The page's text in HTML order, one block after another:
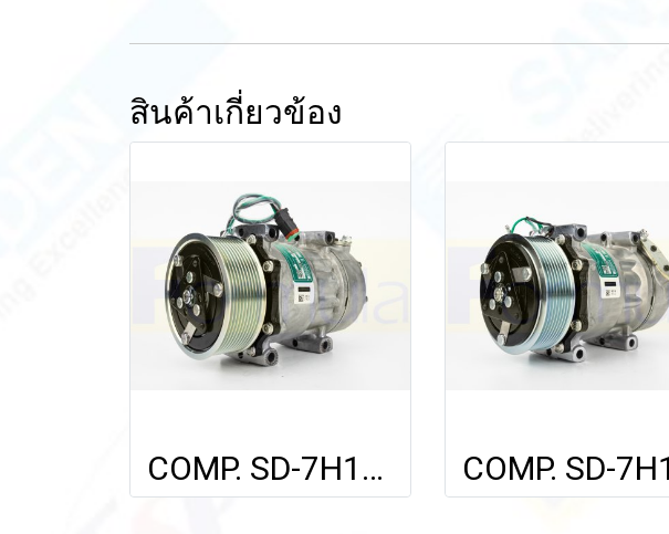
สินค้าเกี่ยวข้อง
COMP. SD-7H15 (8295 / 7655) (10PV) FOR SCANIA'09 24V.